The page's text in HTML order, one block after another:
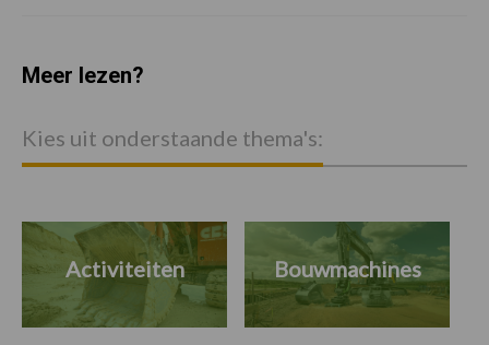
Meer lezen?
Kies uit onderstaande thema's:
Activiteiten Bouwmachines